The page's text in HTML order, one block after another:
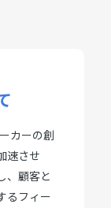
カーの創
速させ
、顧客と
るフィー